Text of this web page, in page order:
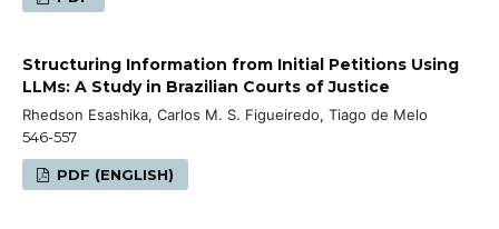
Structuring Information from Initial Petitions Using
LLMs: A Study in Brazilian Courts of Justice
Rhedson Esashika, Carlos M. S. Figueiredo, Tiago de Melo
546-557
PDF (ENGLISH)